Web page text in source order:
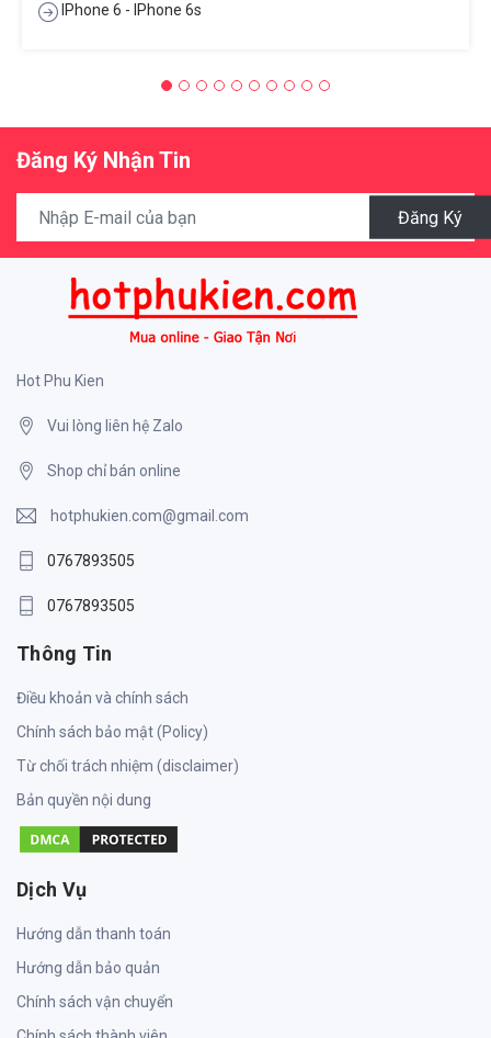
IPhone 6 - IPhone 6s
Đăng Ký Nhận Tin
Đăng Ký
Hot Phu Kien
Vui lòng liên hệ Zalo
Shop chỉ bán online
hotphukien.com@gmail.com
0767893505
0767893505
Thông Tin
Điều khoản và chính sách
Chính sách bảo mật (Policy)
Từ chối trách nhiệm (disclaimer)
Bản quyền nội dung
Dịch Vụ
Hướng dẫn thanh toán
Hướng dẫn bảo quản
Chính sách vận chuyển